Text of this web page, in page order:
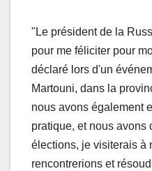
"Le président de la
pour me féliciter pour
déclaré lors d'un
Martouni, dans la
nous avons également
pratique, et nous avons
élections, je visiterais à
rencontrerions et